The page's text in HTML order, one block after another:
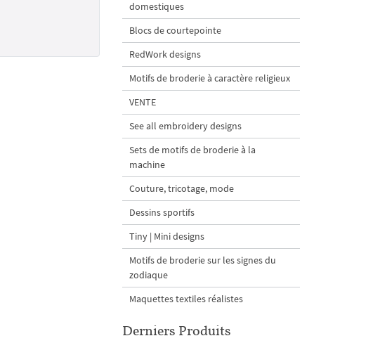
domestiques
Blocs de courtepointe
RedWork designs
Motifs de broderie à caractère religieux
VENTE
See all embroidery designs
Sets de motifs de broderie à la
machine
Couture, tricotage, mode
Dessins sportifs
Tiny | Mini designs
Motifs de broderie sur les signes du
zodiaque
Maquettes textiles réalistes
Derniers Produits